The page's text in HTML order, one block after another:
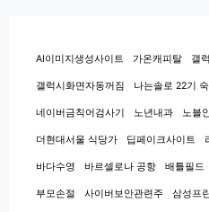
AI이미지생성사이트 가온캐피탈 갤
갤럭시화면자동꺼짐 나는솔로 22기
네이버금칙어검사기 노년내과 노블
더현대서울 식당가 딥페이크사이트
바다수영 바르셀로나 공항 배틀필드
부모손절 사이버보안관련주 삼성프